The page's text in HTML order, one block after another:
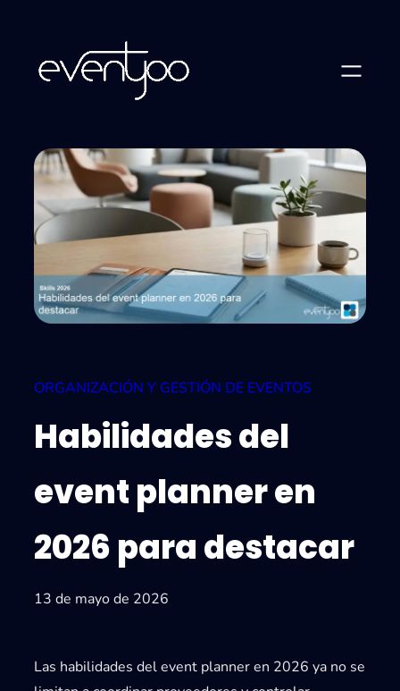
contenido
ORGANIZACIÓN Y GESTIÓN DE EVENTOS
Habilidades del
event planner en
2026 para destacar
13 de mayo de 2026
Las habilidades del event planner en 2026 ya no se